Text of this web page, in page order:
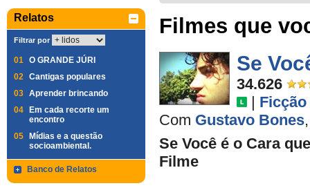
Relatos
Filtrar por
01 O GRANDE JÚRI
02 Cantigas populares
03 Aprender brincando
04
Em cada recorte um
encontro
05
Mídias e a questão
socioambiental.
Banco de Relatos
Filmes que
Se
34.626
| Ficção
Com Gustavo Bones
Se Você é o Cara
Filme